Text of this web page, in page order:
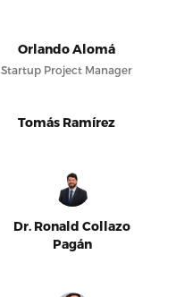
Orlando Alomá
Startup Project Manager
Tomás Ramírez
Dr. Ronald Collazo
Pagán